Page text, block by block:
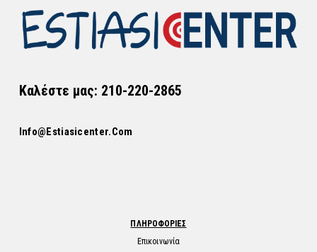
Καλέστε μας: 210-220-2865
Info@estiasicenter.com
ΠΛΗΡΟΦΟΡΙΕΣ
Επικοινωνία